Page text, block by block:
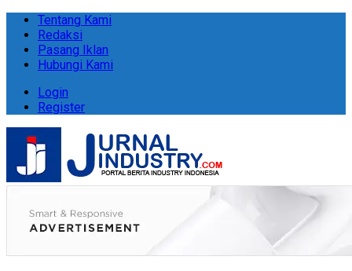
Tentang Kami
Redaksi
Pasang Iklan
Hubungi Kami
Login
Register